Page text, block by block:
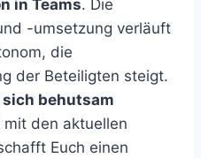
in Teams. Die
-umsetzung verläuft
die
der Beteiligten steigt.
behutsam
den aktuellen
Euch einen